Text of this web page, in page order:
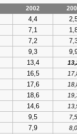
2002
4,4
7,1
7,2
9,3
13,4
16,5
17,6
18,6
14,6
9,5
7,5
7,9
8,0